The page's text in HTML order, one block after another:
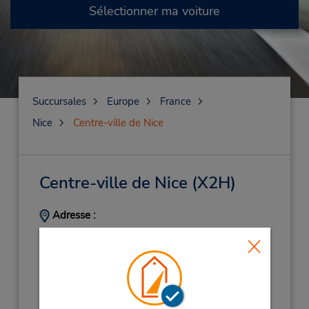
Sélectionner ma voiture
Succursales Europe
France
Nice
Centre-ville de Nice
Centre-ville de Nice (X2H)
Adresse :
France
Heures d'exploitation :